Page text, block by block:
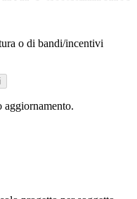
o di bandi/incentivi
aggiornamento.